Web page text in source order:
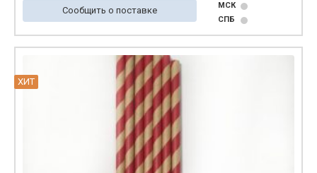
Сообщить о поставке
МСК
СПБ
ХИТ